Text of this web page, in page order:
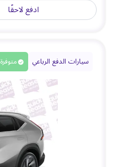
ادفع لاحقًا
سيارات الدفع الرباعي متوفرة